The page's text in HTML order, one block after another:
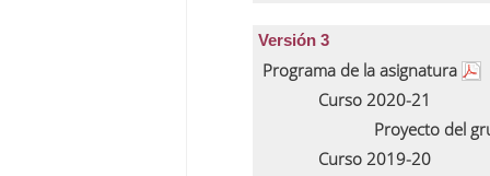
Versión 3
Programa de la asignatura
Curso 2020-21
Proyecto del
Curso 2019-20